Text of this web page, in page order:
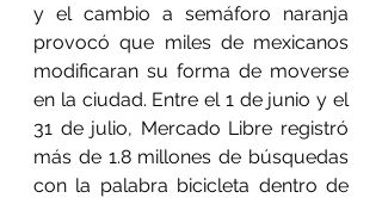
y el cambio a semáforo naranja
provocó que miles de mexicanos
modificaran su forma de moverse
en la ciudad. Entre el 1 de junio y el
31 de julio, Mercado Libre registró
más de 1.8 millones de búsquedas
con la palabra bicicleta dentro de